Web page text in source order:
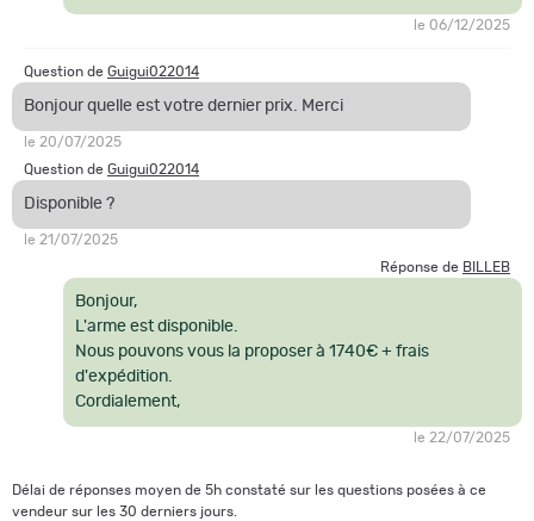
le 06/12/2025
Question de Guigui022014
Bonjour quelle est votre dernier prix. Merci
le 20/07/2025
Question de Guigui022014
Disponible ?
le 21/07/2025
Réponse de BILLEB
Bonjour,
L'arme est disponible.
Nous pouvons vous la proposer à 1740€ + frais
d'expédition.
Cordialement,
le 22/07/2025
Délai de réponses moyen de 5h constaté sur les questions posées à ce
vendeur sur les 30 derniers jours.